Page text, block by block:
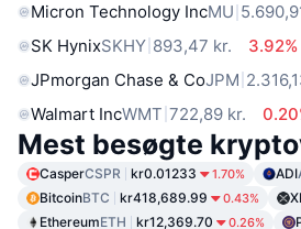
Micron Technology IncMU
SK HynixSKHY 893,47 kr.
3.92%
JPmorgan Chase & CoJPM
Walmart IncWMT 722,89 kr.
Mest besøgte
CasperCSPR kr0.01233 1.70% ADI
BitcoinBTC kr418,689.99 0.43%
EthereumETH kr12,369.70 0.26%